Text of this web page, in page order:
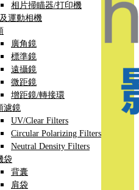
相片掃瞄器/打印機
運動相機
廣角鏡
標準鏡
遠攝鏡
微距鏡
增距鏡/轉接環
濾鏡
UV/Clear Filters
Circular Polarizing Filters
Neutral Density Filters
袋
背囊
肩袋